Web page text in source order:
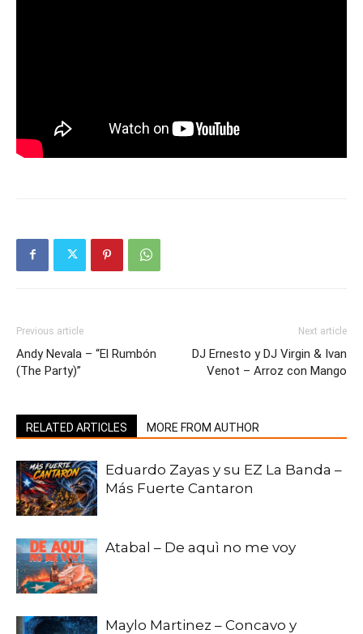
Previous article
Andy Nevala – “El Rumbón
(The Party)”
Next article
DJ Ernesto y DJ Virgin & Ivan
Venot – Arroz con Mango
RELATED ARTICLES MORE FROM AUTHOR
Eduardo Zayas y su EZ La Banda –
Más Fuerte Cantaron
Atabal – De aquì no me voy
Maylo Martinez – Concavo y